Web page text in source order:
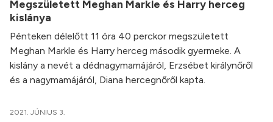
Megszületett Meghan Markle és Harry herceg
kislánya
Pénteken délelőtt 11 óra 40 perckor megszületett
Meghan Markle és Harry herceg második gyermeke. A
kislány a nevét a dédnagymamájáról, Erzsébet királynőről
és a nagymamájáról, Diana hercegnőről kapta.
2021. JÚNIUS 3.